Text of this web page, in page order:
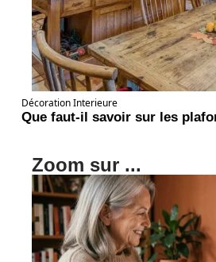
Décoration Interieure
Que faut-il savoir sur les
Zoom sur ...